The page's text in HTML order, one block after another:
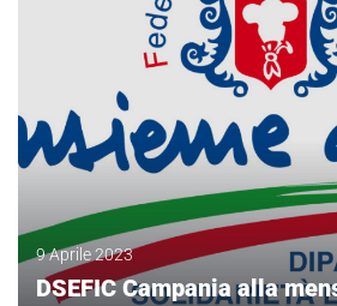
9 Aprile 2023
DSEFIC Campania alla